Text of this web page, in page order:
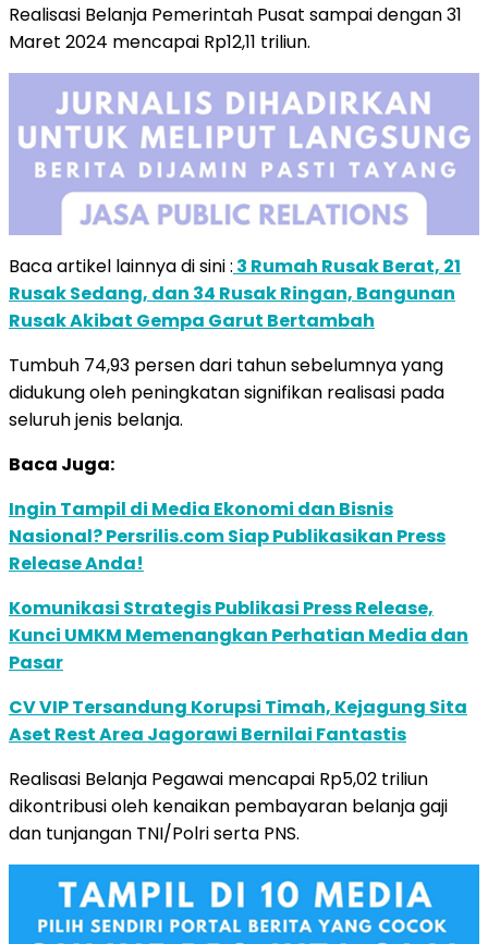
Realisasi Belanja Pemerintah Pusat sampai dengan 31
Maret 2024 mencapai Rp12,11 triliun.
Baca artikel lainnya di sini : 3 Rumah Rusak Berat, 21
Rusak Sedang, dan 34 Rusak Ringan, Bangunan
Rusak Akibat Gempa Garut Bertambah
Tumbuh 74,93 persen dari tahun sebelumnya yang
didukung oleh peningkatan signifikan realisasi pada
seluruh jenis belanja.
Baca Juga:
Ingin Tampil di Media Ekonomi dan Bisnis
Nasional? Persrilis.com Siap Publikasikan Press
Release Anda!
Komunikasi Strategis Publikasi Press Release,
Kunci UMKM Memenangkan Perhatian Media dan
Pasar
CV VIP Tersandung Korupsi Timah, Kejagung Sita
Aset Rest Area Jagorawi Bernilai Fantastis
Realisasi Belanja Pegawai mencapai Rp5,02 triliun
dikontribusi oleh kenaikan pembayaran belanja gaji
dan tunjangan TNI/Polri serta PNS.